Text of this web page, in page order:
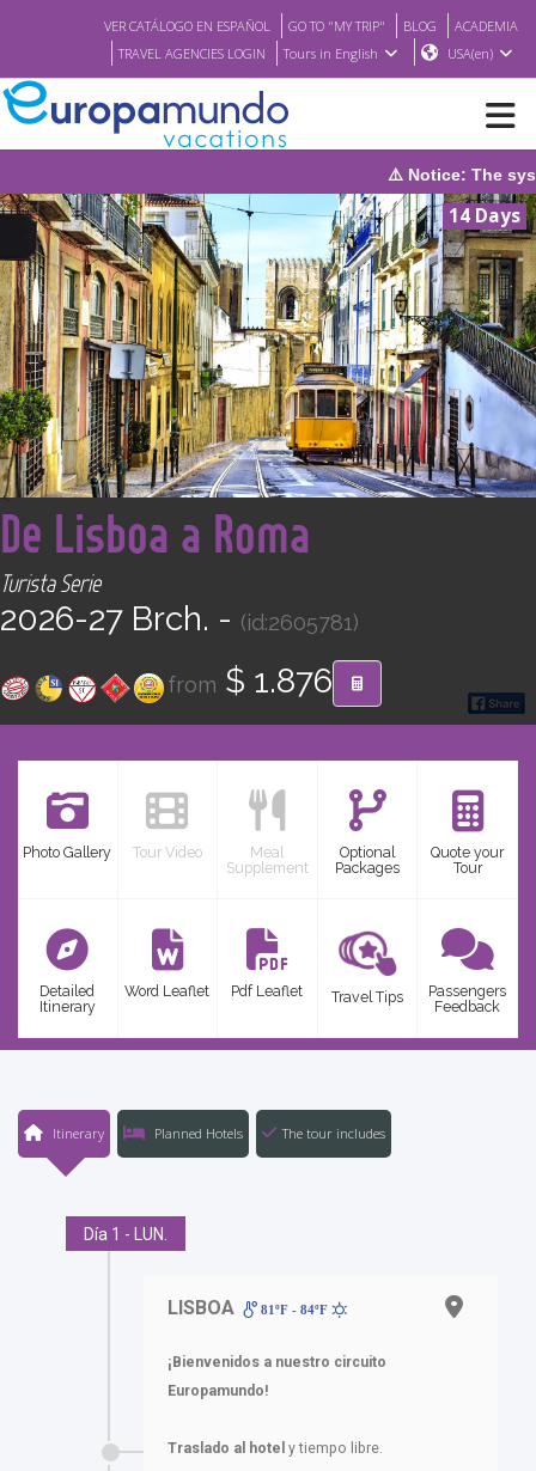
VER CATÁLOGO EN ESPAÑOL GO TO "MY TRIP" BLOG
ACADEMIA
TRAVEL AGENCIES LOGIN
Tours in English USA(en)
BROCHURE PDF
WHERE TO BUY
FEATURED
ABOUT US
CONTACT
Find your Tour
⚠️ Notice: The system will be
14 Days
<
De Lisboa a Roma
Turista Serie
2026-27 Brch. - (id:2605781)
from $ 1.876
Photo Gallery Tour Video
Meal
Supplement
Optional
Packages
Quote your
Tour
Detailed
Itinerary
Word Leaflet Pdf Leaflet Travel Tips
Passengers
Feedback
Itinerary Planned Hotels The tour includes
Día 1 - LUN.
LISBOA 81ºF - 84ºF
¡Bienvenidos a nuestro circuito
Europamundo!
Traslado al hotel y tiempo libre.